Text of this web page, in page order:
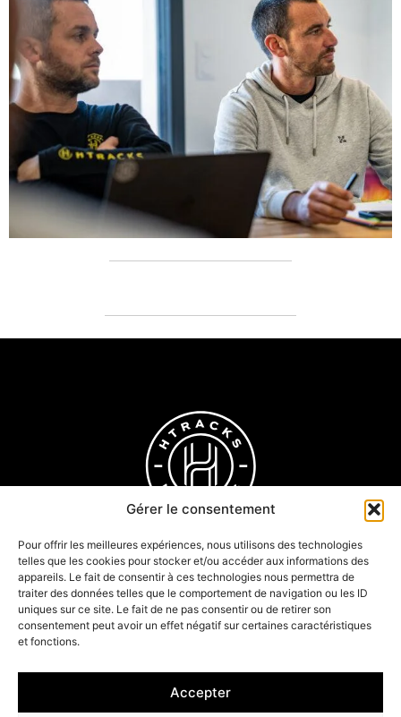
Gérer le consentement
Pour offrir les meilleures expériences, nous utilisons des technologies
telles que les cookies pour stocker et/ou accéder aux informations des
appareils. Le fait de consentir à ces technologies nous permettra de
traiter des données telles que le comportement de navigation ou les ID
uniques sur ce site. Le fait de ne pas consentir ou de retirer son
consentement peut avoir un effet négatif sur certaines caractéristiques
et fonctions.
Accepter
Wall Ride
Bureau d'études